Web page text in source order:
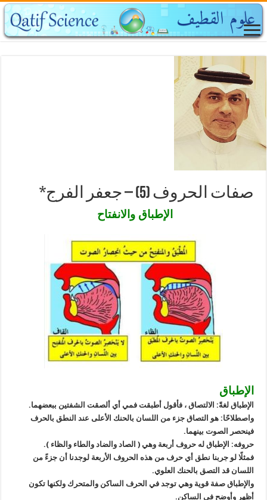
صفات الحروف (5) – جعفر الفرج*
الإطباق والانفتاح
الإطباق
الإطباق لغةً: الالتصاق ، فأقول أطبقت فمي أي ألصقت الشفتين ببعضهما.
واصطلاحًا: هو التصاق جزء من اللسان بالحنك الأعلى عند النطق بالحرف
فينحصر الصوت بينهما.
حروفه: الإطباق له حروف أربعة وهي ( الصاد والضاد والطاء والظاء ).
فمثلًا لو جربنا نطق أي حرف من هذه الحروف الأربعة لوجدنا أن جزءً من
اللسان قد التصق بالحنك العلوي.
والإطباق صفة قوية وهي توجد في الحرف الساكن والمتحرك ولكنها تكون
أظهر وأوضح في الساكن.